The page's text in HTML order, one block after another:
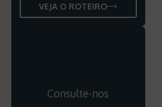
VEJA O ROTEIRO
Consulte-nos